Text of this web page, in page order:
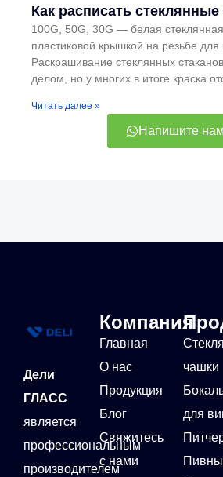
Как расписать
100G, 50G, 30G — белая
пластиковой крышкой на резьбе для
Раскрашивание стеклянных
делом, но у многих в итоге краска
Читать далее »
Напишите нам
Дели
ГЛАСС
является
профессиональным
производителем
Компания
Главная
О нас
Продукция
Блог
Свяжитесь
с нами
чашки
для